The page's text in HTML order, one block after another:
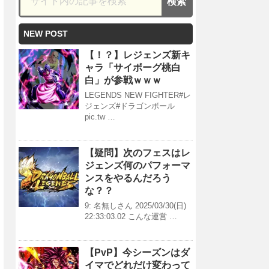
NEW POST
【！？】レジェンズ新キ
ャラ「サイボーグ桃白
白」が参戦ｗｗｗ
LEGENDS NEW FIGHTER#レ
ジェンズ#ドラゴンボール
pic.tw …
【疑問】次のフェスはレ
ジェンズ何のパフォーマ
ンスをやるんだろう
な？？
9: 名無しさん 2025/03/30(日)
22:33:03.02 こんな運営 …
【PvP】今シーズンはダ
イマでどれだけ変わって